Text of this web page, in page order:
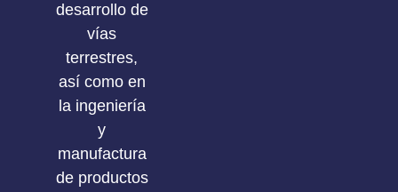
desarrollo de
vías
terrestres,
así como en
la ingeniería
y
manufactura
de productos